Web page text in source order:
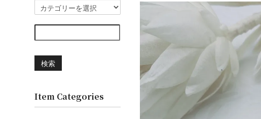
検索
Item Categories